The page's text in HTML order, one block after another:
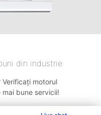
din industrie
Verificați motorul
bune servicii!